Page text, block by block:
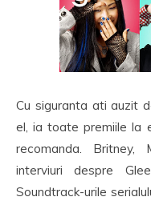
Cu siguranta ati auzit
el, ia toate premiile la
recomanda.
interviuri despre
Soundtrack-urile